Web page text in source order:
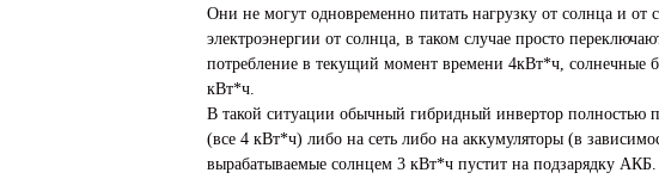
Они не могут одновременно питать нагрузку от солнца и от
электроэнергии от солнца, в таком случае просто
потребление в текущий момент времени 4кВт*ч, солнечные
кВт*ч.
В такой ситуации обычный гибридный инвертор полностью
(все 4 кВт*ч) либо на сеть либо на аккумуляторы (в
вырабатываемые солнцем 3 кВт*ч пустит на подзарядку АКБ.